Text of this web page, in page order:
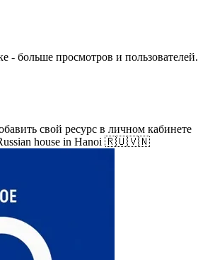
- больше просмотров и пользователей.
свой ресурс в личном кабинете
house in Hanoi 🇷🇺🇻🇳